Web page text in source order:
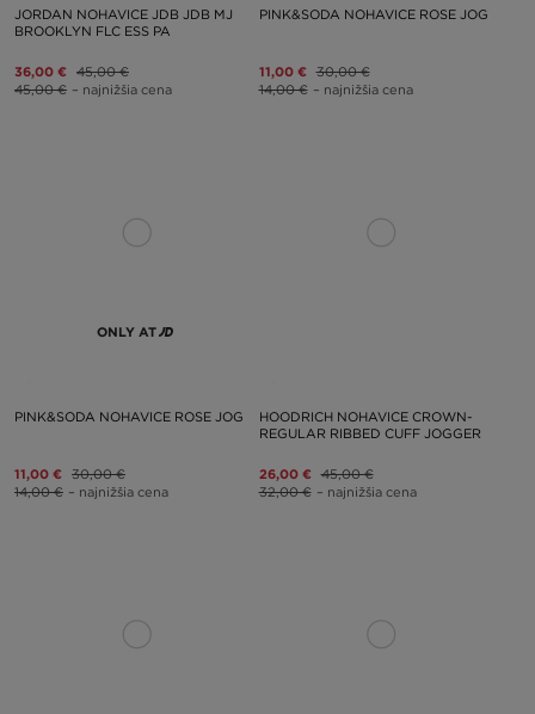
JORDAN NOHAVICE JDB JDB MJ
BROOKLYN FLC ESS PA
36,00 € 45,00 €
45,00 € – najnižšia cena
PINK&SODA NOHAVICE ROSE JOG
11,00 € 30,00 €
14,00 € – najnižšia cena
ONLY AT
PINK&SODA NOHAVICE ROSE JOG
11,00 € 30,00 €
14,00 € – najnižšia cena
HOODRICH NOHAVICE CROWN-
REGULAR RIBBED CUFF JOGGER
26,00 € 45,00 €
32,00 € – najnižšia cena